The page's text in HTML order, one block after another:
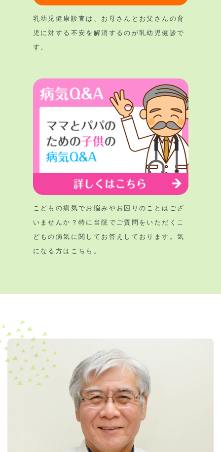
乳幼児健康診査は、お母さんとお父さんの育
児に対する不安を解消するのが乳幼児健診で
す。
こどもの病気でお悩みやお困りのことはござ
いませんか？特に当院でご質問をいただくこ
どもの病気に関してお答えしております。気
になる方はこちら。